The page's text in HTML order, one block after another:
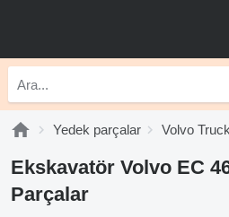
Yedek parçalar Volvo
Ekskavatör Volvo EC
Parçalar